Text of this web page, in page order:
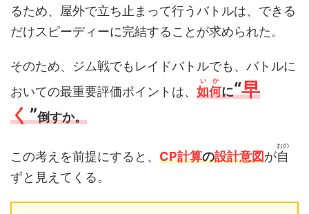
るため、屋外で立ち止まって行うバトルは、できる
だけスピーディーに完結することが求められた。
そのため、ジム戦でもレイドバトルでも、バトルに
おいての最重要評価ポイントは、 如何
いか
に“早
く”倒すか。
この考えを前提にすると、 CP計算の設計意図が自
おの
ずと見えてくる。